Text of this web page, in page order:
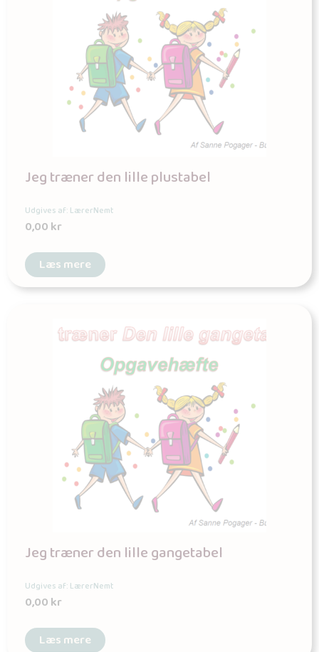
Jeg træner den lille plustabel
Udgives af: LærerNemt
0,00kr
Læs mere
Jeg træner den lille gangetabel
Udgives af: LærerNemt
0,00kr
Læs mere